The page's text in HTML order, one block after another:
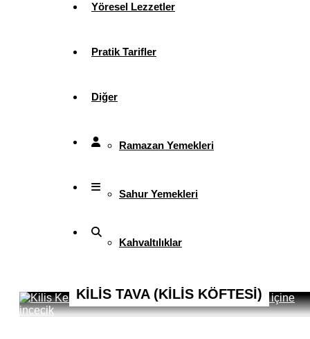
Yöresel Lezzetler
Pratik Tarifler
Diğer
Ramazan Yemekleri
Sahur Yemekleri
Kahvaltılıklar
Pasta ve Kekler
KİLİS TAVA (KİLİS KÖFTESİ)